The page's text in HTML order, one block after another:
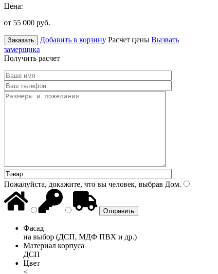
Цена:
от 55 000 руб.
Заказать Добавить в корзину Расчет цены Вызвать
замерщика
Получить расчет
Пожалуйста, докажите, что вы человек, выбрав Дом.
Фасад
на выбор (ДСП, МДФ ПВХ и др.)
Материал корпуса
ДСП
Цвет
<